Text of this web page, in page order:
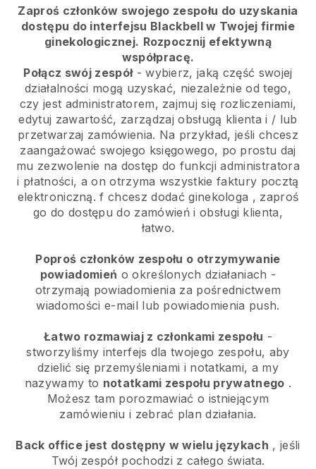
Zaproś członków swojego zespołu do uzyskania
dostępu do interfejsu Blackbell w Twojej firmie
ginekologicznej. Rozpocznij efektywną
współpracę.
Połącz swój zespół- wybierz, jaką część swojej
działalności mogą uzyskać, niezależnie od tego,
czy jest administratorem, zajmuj się rozliczeniami,
edytuj zawartość, zarządzaj obsługą klienta i / lub
przetwarzaj zamówienia. Na przykład, jeśli chcesz
zaangażować swojego księgowego, po prostu daj
mu zezwolenie na dostęp do funkcji administratora
i płatności, a on otrzyma wszystkie faktury pocztą
elektroniczną.f chcesz dodać ginekologa , zaproś
go do dostępu do zamówień i obsługi klienta,
łatwo.
Poproś członków zespołu o otrzymywanie
powiadomień o określonych działaniach -
otrzymają powiadomienia za pośrednictwem
wiadomości e-mail lub powiadomienia push.
Łatwo rozmawiaj z członkami zespołu -
stworzyliśmy interfejs dla twojego zespołu, aby
dzielić się przemyśleniami i notatkami, a my
nazywamy to notatkami zespołu prywatnego .
Możesz tam porozmawiać o istniejącym
zamówieniu i zebrać plan działania.
Back office jest dostępny w wielu językach , jeśli
Twój zespół pochodzi z całego świata.